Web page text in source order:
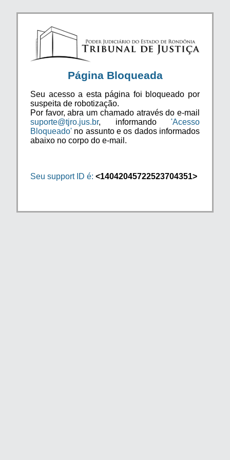
Página Bloqueada
Seu acesso a esta página foi bloqueado por
suspeita de robotização.
Por favor, abra um chamado através do e-mail
suporte@tjro.jus.br, informando 'Acesso
Bloqueado' no assunto e os dados informados
abaixo no corpo do e-mail.
Seu support ID é: <14042045722523704351>